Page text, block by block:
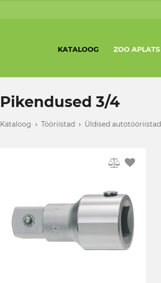
KATALOOG ZOO APLATS
Pikendused 3/4
Kataloog › Tööriistad › Üldised autotööriistad